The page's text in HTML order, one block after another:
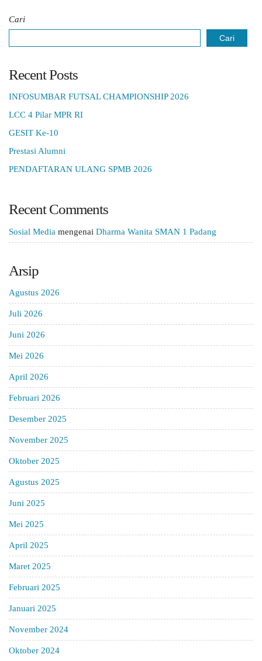
Cari
Cari
Recent Posts
INFOSUMBAR FUTSAL CHAMPIONSHIP 2026
LCC 4 Pilar MPR RI
GESIT Ke-10
Prestasi Alumni
PENDAFTARAN ULANG SPMB 2026
Recent Comments
Sosial Media mengenai Dharma Wanita SMAN 1 Padang
Arsip
Agustus 2026
Juli 2026
Juni 2026
Mei 2026
April 2026
Februari 2026
Desember 2025
November 2025
Oktober 2025
Agustus 2025
Juni 2025
Mei 2025
April 2025
Maret 2025
Februari 2025
Januari 2025
November 2024
Oktober 2024